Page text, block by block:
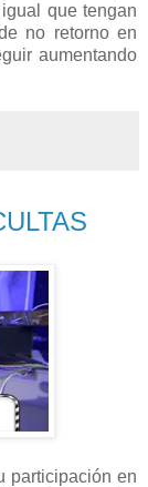
que tengan
no retorno en
aumentando
participación en